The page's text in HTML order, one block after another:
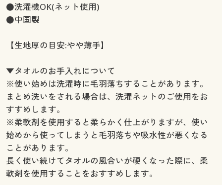
●洗濯機OK(ネット使用)
●中国製
【生地厚の目安:やや薄手】
▼タオルのお手入れについて
※使い始めは洗濯時に毛羽落ちすることがあります。
まとめ洗いをされる場合は、洗濯ネットのご使用をお
すすめします。
※柔軟剤を使用すると柔らかく仕上がりますが、使い
始めから使ってしまうと毛羽落ちや吸水性が悪くなる
ことがあります。
長く使い続けてタオルの風合いが硬くなった際に、柔
軟剤を使用することをおすすめします。